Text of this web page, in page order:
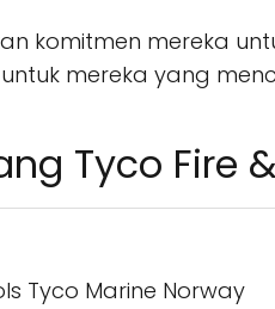
komitmen mereka
mereka yang
Tyco Fire
Tyco Marine Norway